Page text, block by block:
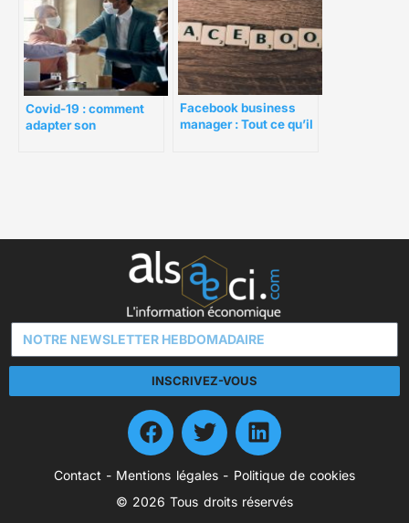
Covid-19 : comment
adapter son
Facebook business
manager : Tout ce qu’il
INSCRIVEZ-VOUS
Contact - Mentions légales- Politique de cookies
© 2026 Tous droits réservés